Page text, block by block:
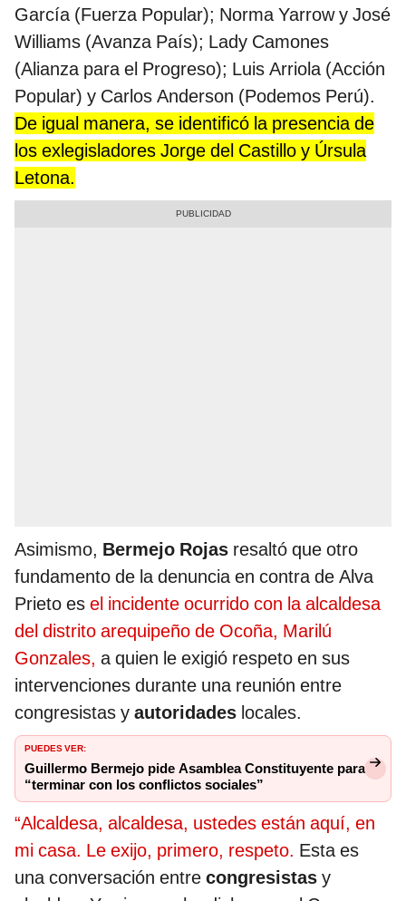
García (Fuerza Popular); Norma Yarrow y José
Williams (Avanza País); Lady Camones
(Alianza para el Progreso); Luis Arriola (Acción
Popular) y Carlos Anderson (Podemos Perú).
De igual manera, se identificó la presencia de
los exlegisladores Jorge del Castillo y Úrsula
Letona.
Asimismo, Bermejo Rojas resaltó que otro
fundamento de la denuncia en contra de Alva
Prieto es el incidente ocurrido con la alcaldesa
del distrito arequipeño de Ocoña, Marilú
Gonzales, a quien le exigió respeto en sus
intervenciones durante una reunión entre
congresistas y autoridades locales.
PUEDES VER:
Guillermo Bermejo pide Asamblea Constituyente para
“terminar con los conflictos sociales”
“Alcaldesa, alcaldesa, ustedes están aquí, en
mi casa. Le exijo, primero, respeto. Esta es
una conversación entre congresistas y